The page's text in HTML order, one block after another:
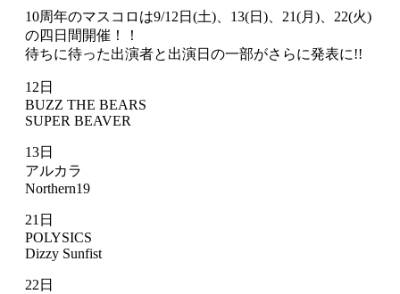
10周年のマスコロは9/12日(土)、13(日)、21(月)、22(火)
の四日間開催！！
待ちに待った出演者と出演日の一部がさらに発表に!!
12日
BUZZ THE BEARS
SUPER BEAVER
13日
アルカラ
Northern19
21日
POLYSICS
Dizzy Sunfist
22日